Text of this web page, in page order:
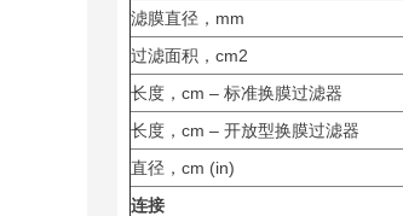
滤膜直径，mm
过滤面积，cm2
长度，cm – 标准换膜过滤器
长度，cm – 开放型换膜过滤器
直径，cm (in)
连接